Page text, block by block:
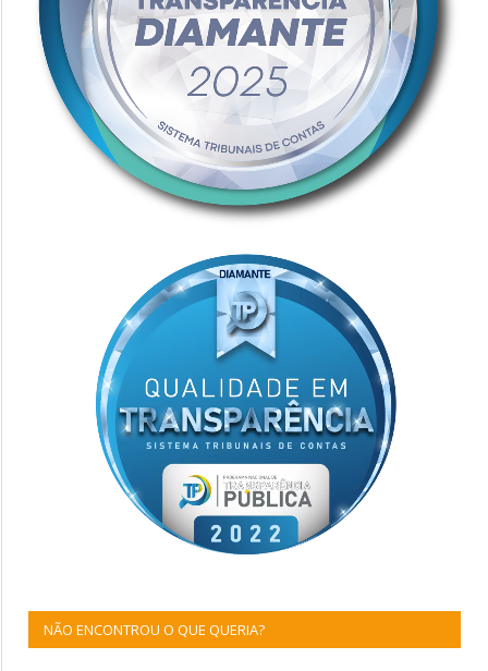
NÃO ENCONTROU O QUE QUERIA?